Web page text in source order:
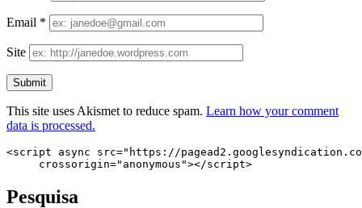
Email *
Site
This site uses Akismet to reduce spam. Learn how your comment
data is processed.
<script async src="https://
     crossorigin="anonymous"></script>
Pesquisa